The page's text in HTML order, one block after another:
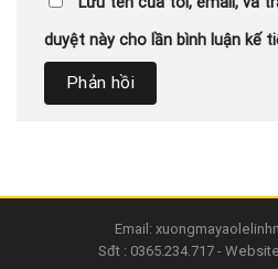
duyệt này cho lần bình luận kế
Email:
Sđt : 0365.234.717 -